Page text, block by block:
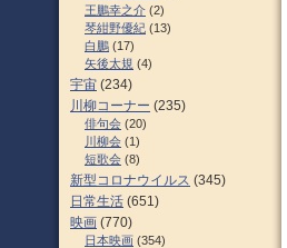
王鵬幸之介 (2)
琴紺野優紀 (13)
白鵬 (17)
矢後太規 (4)
宇宙 (234)
川柳コーナー (235)
俳句会 (20)
川柳会 (1)
短歌会 (8)
新型コロナウイルス (345)
日常生活 (651)
映画 (770)
日本映画 (354)